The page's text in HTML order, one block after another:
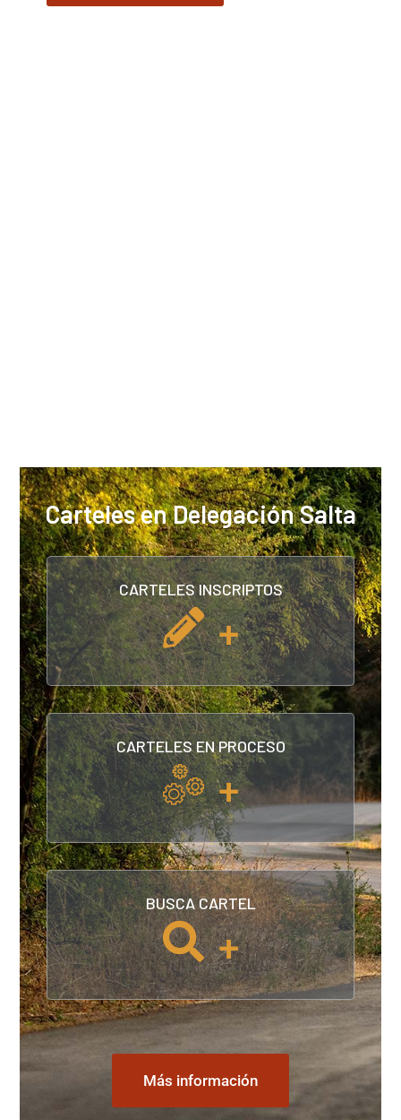
Carteles en Delegación Salta
CARTELES INSCRIPTOS
+
CARTELES EN PROCESO
+
BUSCA CARTEL
+
Más información